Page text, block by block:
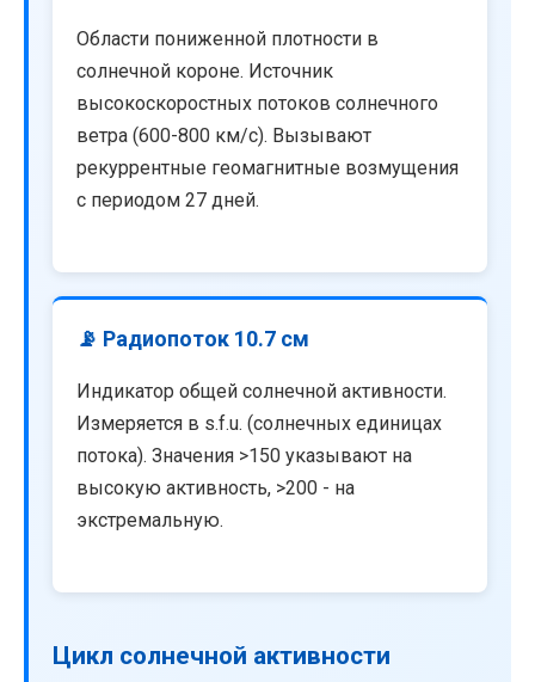
Области пониженной плотности в
солнечной короне. Источник
высокоскоростных потоков солнечного
ветра (600-800 км/с). Вызывают
рекуррентные геомагнитные возмущения
с периодом 27 дней.
📡 Радиопоток 10.7 см
Индикатор общей солнечной активности.
Измеряется в s.f.u. (солнечных единицах
потока). Значения >150 указывают на
высокую активность, >200 - на
экстремальную.
Цикл солнечной активности